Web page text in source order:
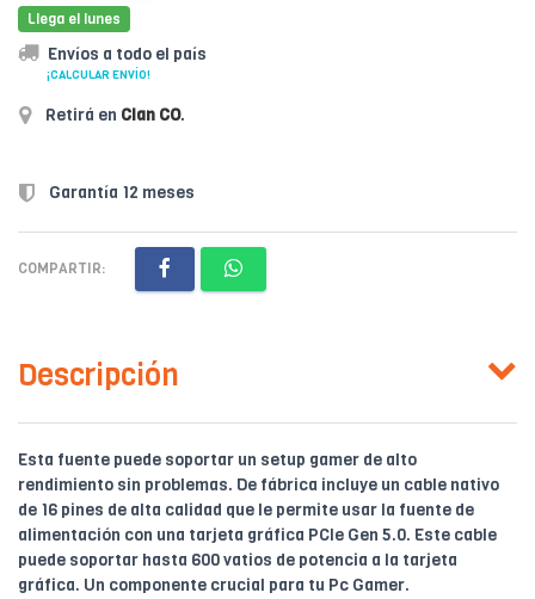
Llega el lunes
Envíos a todo el país
¡CALCULAR ENVÍO!
Retirá en Clan CO.
Garantía 12 meses
COMPARTIR:
Descripción
Esta fuente puede soportar un setup gamer de alto
rendimiento sin problemas. De fábrica incluye un cable nativo
de 16 pines de alta calidad que le permite usar la fuente de
alimentación con una tarjeta gráfica PCIe Gen 5.0. Este cable
puede soportar hasta 600 vatios de potencia a la tarjeta
gráfica. Un componente crucial para tu Pc Gamer.